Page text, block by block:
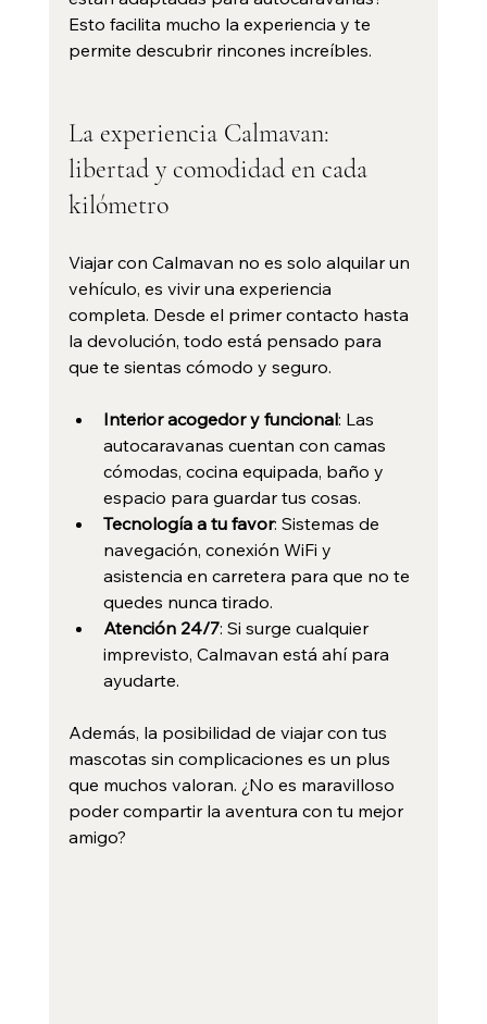
Esto facilita mucho la experiencia y te
permite descubrir rincones increíbles.
La experiencia Calmavan:
libertad y comodidad en cada
kilómetro
Viajar con Calmavan no es solo alquilar un
vehículo, es vivir una experiencia
completa. Desde el primer contacto hasta
la devolución, todo está pensado para
que te sientas cómodo y seguro.
Interior acogedor y funcional: Las
autocaravanas cuentan con camas
cómodas, cocina equipada, baño y
espacio para guardar tus cosas.
Tecnología a tu favor: Sistemas de
navegación, conexión WiFi y
asistencia en carretera para que no te
quedes nunca tirado.
Atención 24/7: Si surge cualquier
imprevisto, Calmavan está ahí para
ayudarte.
Además, la posibilidad de viajar con tus
mascotas sin complicaciones es un plus
que muchos valoran. ¿No es maravilloso
poder compartir la aventura con tu mejor
amigo?